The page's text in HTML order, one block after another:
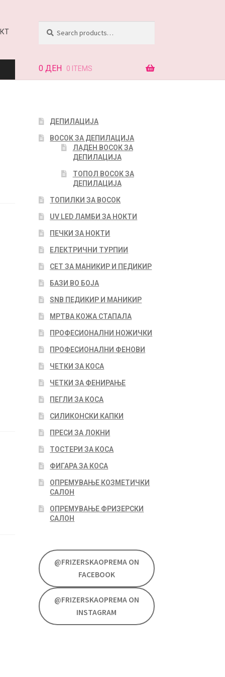
0 ДЕН 0 ITEMS
ДЕПИЛАЦИЈА
ВОСОК ЗА ДЕПИЛАЦИЈА
ЛАДЕН ВОСОК ЗА
ДЕПИЛАЦИЈА
ТОПОЛ ВОСОК ЗА
ДЕПИЛАЦИЈА
ТОПИЛКИ ЗА ВОСОК
UV LED ЛАМБИ ЗА НОКТИ
ПЕЧКИ ЗА НОКТИ
ЕЛЕКТРИЧНИ ТУРПИИ
СЕТ ЗА МАНИКИР И ПЕДИКИР
БАЗИ ВО БОЈА
SNB ПЕДИКИР И МАНИКИР
МРТВА КОЖА СТАПАЛА
ПРОФЕСИОНАЛНИ НОЖИЧКИ
ПРОФЕСИОНАЛНИ ФЕНОВИ
ЧЕТКИ ЗА КОСА
ЧЕТКИ ЗА ФЕНИРАЊЕ
ПЕГЛИ ЗА КОСА
СИЛИКОНСКИ КАПКИ
ПРЕСИ ЗА ЛОКНИ
ТОСТЕРИ ЗА КОСА
ФИГАРА ЗА КОСА
ОПРЕМУВАЊЕ КОЗМЕТИЧКИ
САЛОН
ОПРЕМУВАЊЕ ФРИЗЕРСКИ
САЛОН
@FRIZERSKAOPREMA ON
FACEBOOK
@FRIZERSKAOPREMA ON
INSTAGRAM